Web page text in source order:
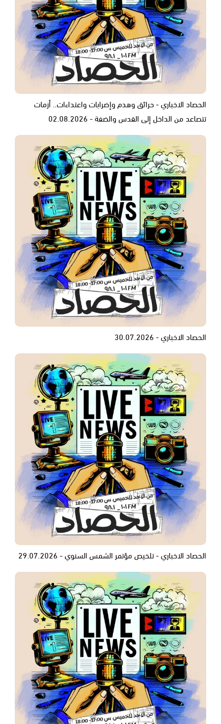
الحصاد الاخباري - حرائق وهدم وإضرابات واعتداءات.. أزمات
تتصاعد من الداخل إلى القدس والضفة - 02.08.2026
الحصاد الاخباري - 30.07.2026
الحصاد الاخباري - تلخيص مؤتمر الشمس السنوي - 29.07.2026